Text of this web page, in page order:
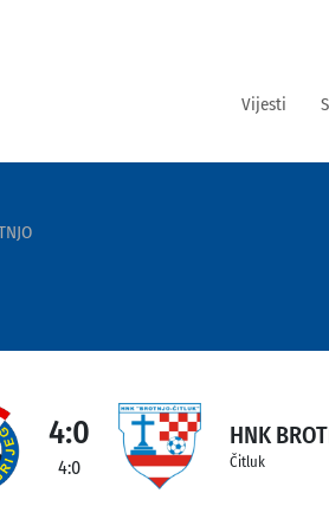
Vijesti
4:0
4:0
HNK
Čitluk